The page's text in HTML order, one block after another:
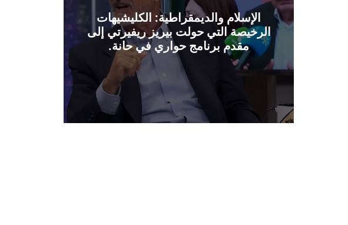
الإسلام والديمقراطية: الكليشيهات
الرخيصة التي حولت بيريز ريفيرتي إلى
مقدم برنامج حواري في حانة.